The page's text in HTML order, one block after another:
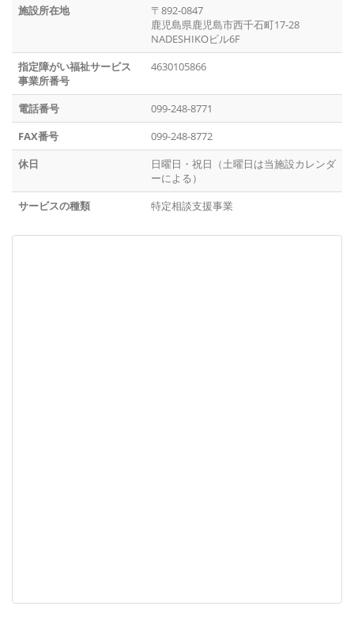
施設所在地
〒892-0847
鹿児島県鹿児島市西千石町17-28
NADESHIKOビル6F
指定障がい福祉サービス
事業所番号
4630105866
電話番号
099-248-8771
FAX番号
099-248-8772
休日
日曜日・祝日（土曜日は当施設カレンダ
ーによる）
サービスの種類
特定相談支援事業